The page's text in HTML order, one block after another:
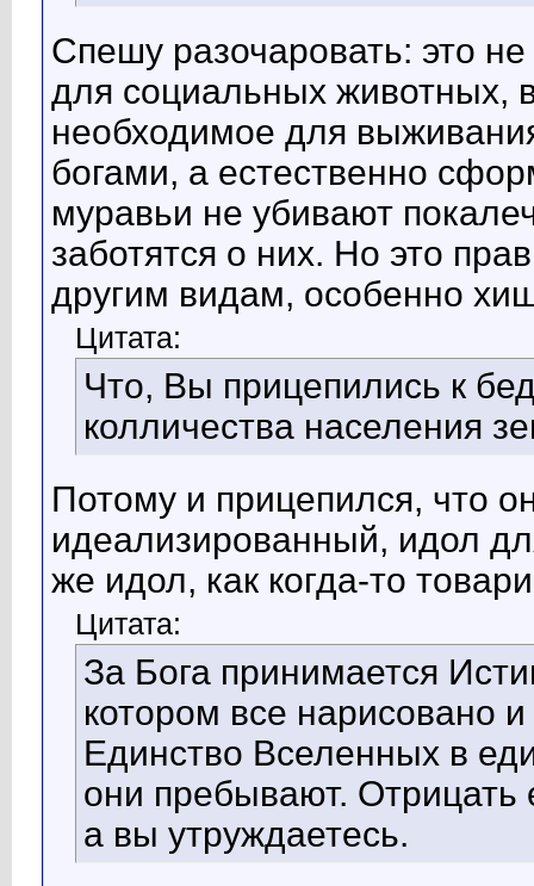
Спешу разочаровать: это
для социальных животных,
необходимое для
богами, а естественно
муравьи не убивают
заботятся о них. Но это
другим видам, особенно
Цитата:
Что, Вы прицепились к
колличества населения
Потому и прицепился, что
идеализированный, идол
же идол, как когда-то
Цитата:
За Бога принимается
котором все нарисовано
Единство Вселенных в
они пребывают. Отрицать
а вы утруждаетесь.